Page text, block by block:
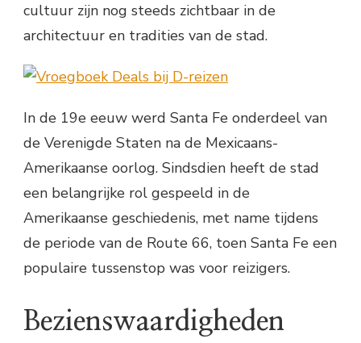
cultuur zijn nog steeds zichtbaar in de
architectuur en tradities van de stad.
In de 19e eeuw werd Santa Fe onderdeel van
de Verenigde Staten na de Mexicaans-
Amerikaanse oorlog. Sindsdien heeft de stad
een belangrijke rol gespeeld in de
Amerikaanse geschiedenis, met name tijdens
de periode van de Route 66, toen Santa Fe een
populaire tussenstop was voor reizigers.
Bezienswaardigheden